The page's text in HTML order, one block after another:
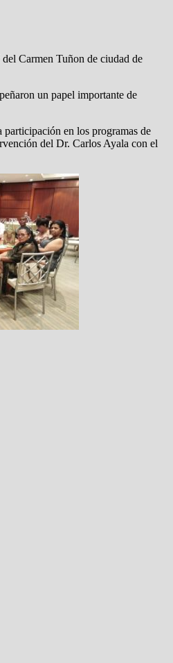
Carmen Tuñon de ciudad de
un papel importante de
en los programas de
del Dr. Carlos Ayala con el